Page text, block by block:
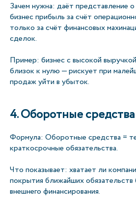
Зачем нужна: даёт представление
бизнес прибыль за счёт
только за счёт финансовых
сделок.
Пример: бизнес с высокой
близок к нулю — рискует при
продаж уйти в убыток.
4. Оборотные средства
Формула: Оборотные средства =
краткосрочные обязательства.
Что показывает: хватает ли
покрытия ближайших обязательств
внешнего финансирования.